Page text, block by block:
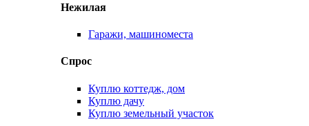
Нежилая
Гаражи, машиноместа
Спрос
Куплю коттедж, дом
Куплю дачу
Куплю земельный участок